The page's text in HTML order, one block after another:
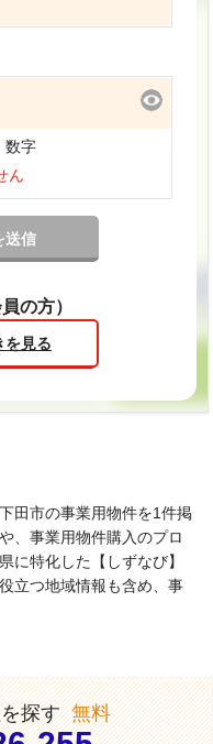
田市の事業用物件を1件掲
、事業用物件購入のプロ
に特化した【しずなび】
立つ地域情報も含め、事
数字
ん
の方）
を見る
探す 無料